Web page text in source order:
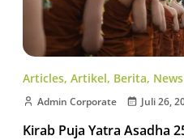
Articles, Artikel, Berita, News
Admin Corporate Juli 26,
Kirab Puja Yatra Asadha